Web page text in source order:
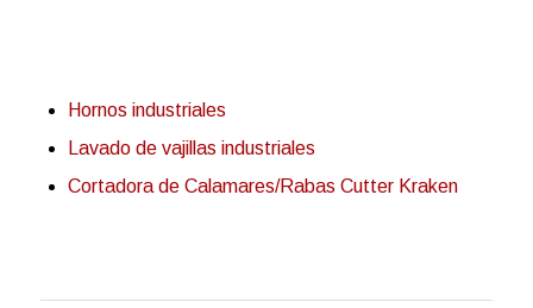
Hornos industriales
Lavado de vajillas industriales
Cortadora de Calamares/Rabas Cutter Kraken